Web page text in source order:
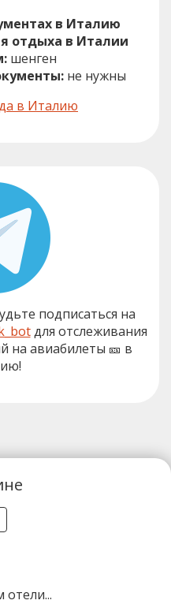
в Италию
отдыха в Италии
шенген
не нужны
в Италию
подписаться на
для отслеживания
на авиабилеты 🎫 в
отели...